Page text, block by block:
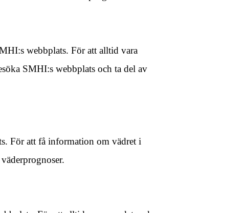
webbplats. För att alltid vara
SMHI:s webbplats och ta del av
För att få information om vädret i